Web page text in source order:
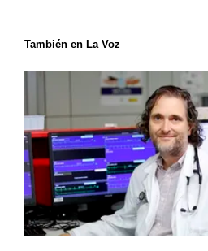
También en La Voz